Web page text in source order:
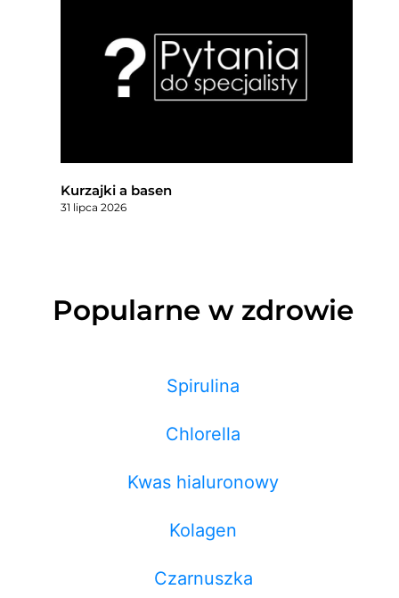
Kurzajki a basen
31 lipca 2026
Popularne w zdrowie
Spirulina
Chlorella
Kwas hialuronowy
Kolagen
Czarnuszka